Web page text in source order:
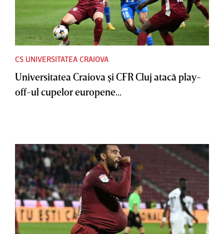
CS UNIVERSITATEA CRAIOVA
Universitatea Craiova şi CFR Cluj atacă play-
off-ul cupelor europene...